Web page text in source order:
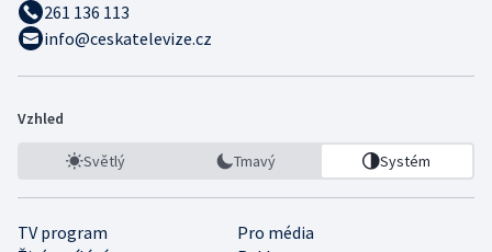
261 136 113
info@ceskatelevize.cz
Vzhled
Světlý Tmavý Systém
TV program
Pro média